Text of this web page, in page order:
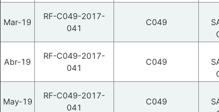
Mar‑19
RF-C049-2017-
041
C049
Abr‑19
RF-C049-2017-
041
C049
May‑19
RF-C049-2017-
041
C049